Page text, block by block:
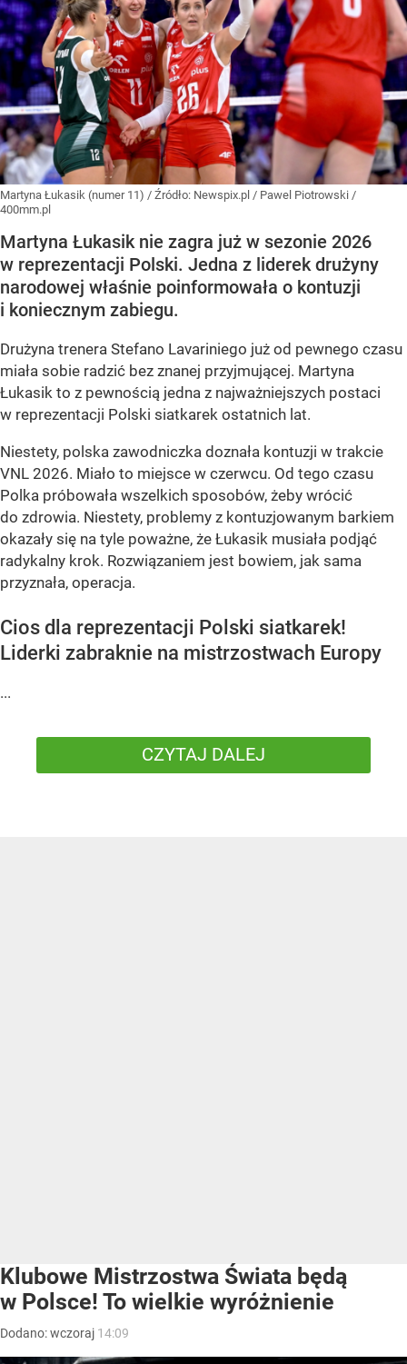
Martyna Łukasik (numer 11) / Źródło: Newspix.pl / Pawel Piotrowski /
400mm.pl
Martyna Łukasik nie zagra już w sezonie 2026
w reprezentacji Polski. Jedna z liderek drużyny
narodowej właśnie poinformowała o kontuzji
i koniecznym zabiegu.
Drużyna trenera Stefano Lavariniego już od pewnego czasu
miała sobie radzić bez znanej przyjmującej. Martyna
Łukasik to z pewnością jedna z najważniejszych postaci
w reprezentacji Polski siatkarek ostatnich lat.
Niestety, polska zawodniczka doznała kontuzji w trakcie
VNL 2026. Miało to miejsce w czerwcu. Od tego czasu
Polka próbowała wszelkich sposobów, żeby wrócić
do zdrowia. Niestety, problemy z kontuzjowanym barkiem
okazały się na tyle poważne, że Łukasik musiała podjąć
radykalny krok. Rozwiązaniem jest bowiem, jak sama
przyznała, operacja.
Cios dla reprezentacji Polski siatkarek!
Liderki zabraknie na mistrzostwach Europy
...
CZYTAJ DALEJ
Klubowe Mistrzostwa Świata będą
w Polsce! To wielkie wyróżnienie
Dodano:wczoraj 14:09